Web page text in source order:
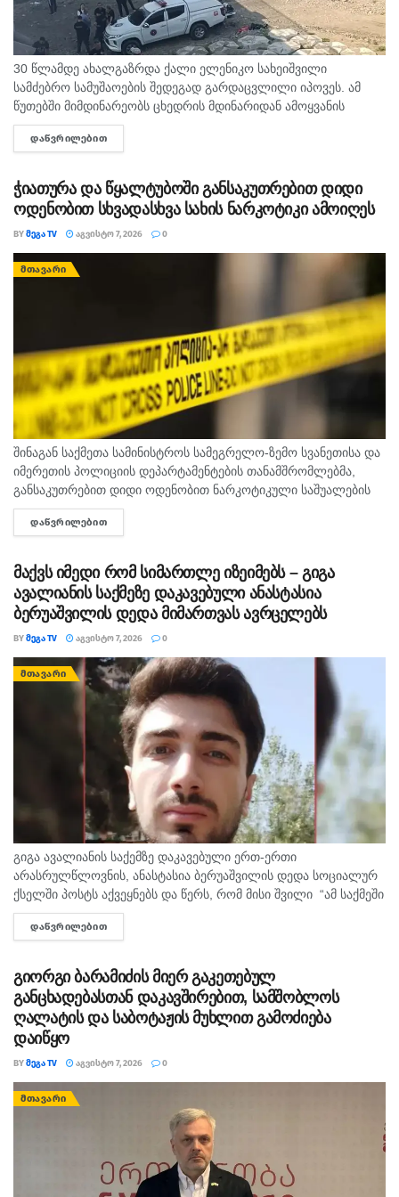
და ეფექტიანად ჩასატარებელია მთელი რიგი
საგამოძიებო და საპროცესო მოქმედებები, მათ შორის,
შესაბამისი საექსპერტო კვლევით დასადგენია
დასკვნაში აღნიშნულ დაზიანებათა წარმოშობის
მექანიზმები და სხვა მნიშვნელოვანი გარემოებები.
ტრასოლოგიური,
საინფორმაციო-ტექნოლოგიურიდა სხვა პირთა
სასამართლო-სამედიცინო ექსპერტიზის
დასკვნები. უწყვეტ რეჟიმში მიმდინარეობს
მოწმეთა გამოკითხვები და უკვე მოპოვებული
ინფორმაციის ანალიზი“, – ნათქვამია
30 წლამდე ახალგაზრდა ქალი ელენიკო სახეიშვილი
სამძებრო სამუშაოების შედეგად გარდაცვლილი იპოვეს. ამ
წუთებში მიმდინარეობს ცხედრის მდინარიდან ამოყვანის
ოპერაცია. ინფორმაციას ,,თაიმერი" ავრცელებს.
ᲓᲐᲬᲕᲠᲘᲚᲔᲑᲘᲗ
ჭიათურა და წყალტუბოში განსაკუთრებით დიდი
ოდენობით სხვადასხვა სახის ნარკოტიკი ამოიღეს
BYᲛᲔᲒᲐ TV ᲐᲒᲕᲘᲡᲢᲝ 7, 2026 0
ᲛᲗᲐᲕᲐᲠᲘ
შინაგან საქმეთა სამინისტროს სამეგრელო-ზემო სვანეთისა და
იმერეთის პოლიციის დეპარტამენტების თანამშრომლებმა,
განსაკუთრებით დიდი ოდენობით ნარკოტიკული საშუალების
უკანონო შეძენა-შენახვისა და რეალიზაციის ხელშეწყობის,
ასევე ნარკოტიკული ნივთიერების შემცველი მცენარის
ᲓᲐᲬᲕᲠᲘᲚᲔᲑᲘᲗ
მაქვს იმედი რომ სიმართლე იზეიმებს – გიგა
ავალიანის საქმეზე დაკავებული ანასტასია
ბერუაშვილის დედა მიმართვას ავრცელებს
BYᲛᲔᲒᲐ TV ᲐᲒᲕᲘᲡᲢᲝ 7, 2026 0
ᲛᲗᲐᲕᲐᲠᲘ
გიგა ავალიანის საქემზე დაკავებული ერთ-ერთი
არასრულწლოვნის, ანასტასია ბერუაშვილის დედა სოციალურ
ქსელში პოსტს აქვეყნებს და წერს, რომ მისი შვილი “ამ საქმეში
მართლაც რომ თავში კი არა შუაშიც არაა.“ მისი თქმით, ის
რომ...
ᲓᲐᲬᲕᲠᲘᲚᲔᲑᲘᲗ
გიორგი ბარამიძის მიერ გაკეთებულ
განცხადებასთან დაკავშირებით, სამშობლოს
ღალატის და საბოტაჟის მუხლით გამოძიება
დაიწყო
BYᲛᲔᲒᲐ TV ᲐᲒᲕᲘᲡᲢᲝ 7, 2026 0
ᲛᲗᲐᲕᲐᲠᲘ